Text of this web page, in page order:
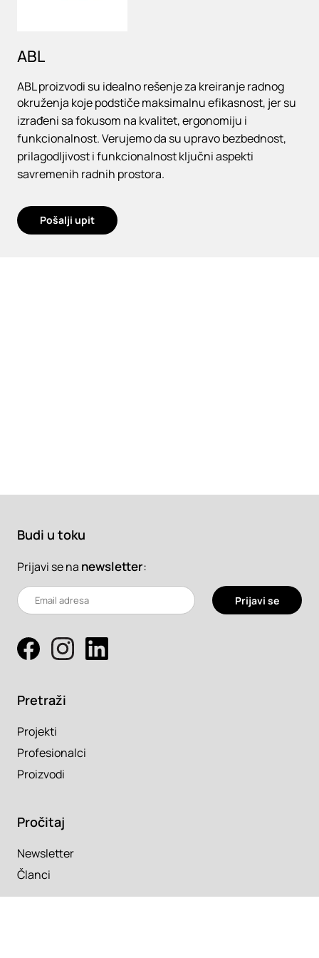
ABL
ABL proizvodi su idealno rešenje za kreiranje radnog
okruženja koje podstiče maksimalnu efikasnost, jer su
izrađeni sa fokusom na kvalitet, ergonomiju i
funkcionalnost. Verujemo da su upravo bezbednost,
prilagodljivost i funkcionalnost ključni aspekti
savremenih radnih prostora.
Pošalji upit
Budi u toku
Prijavi se na newsletter:
Prijavi se
Pretraži
Projekti
Profesionalci
Proizvodi
Pročitaj
Newsletter
Članci